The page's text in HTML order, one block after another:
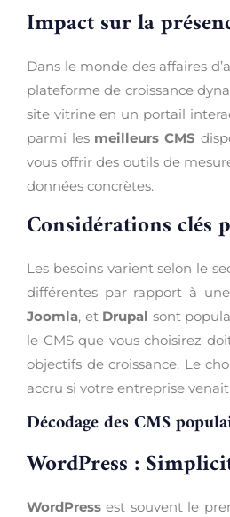
Impact sur la
Dans le monde des affaires
plateforme de croissance
site vitrine en un portail
parmi les meilleurs CMS
vous offrir des outils de
données concrètes.
Considérations clés
Les besoins varient selon le
différentes par rapport à
Joomla, et Drupal sont
le CMS que vous choisirez
objectifs de croissance. Le
accru si votre entreprise
Décodage des CMS
WordPress :
WordPress est souvent le